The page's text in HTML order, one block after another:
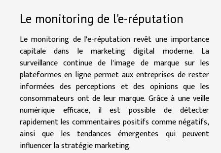
Le monitoring de l'e-réputation
Le monitoring de l'e-réputation revêt une importance
capitale dans le marketing digital moderne. La
surveillance continue de l'image de marque sur les
plateformes en ligne permet aux entreprises de rester
informées des perceptions et des opinions que les
consommateurs ont de leur marque. Grâce à une veille
numérique efficace, il est possible de détecter
rapidement les commentaires positifs comme négatifs,
ainsi que les tendances émergentes qui peuvent
influencer la stratégie marketing.